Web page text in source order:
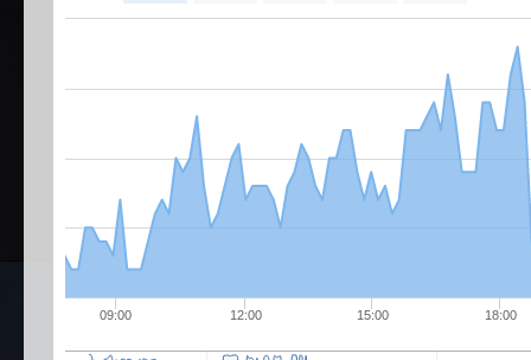
09:00 12:00 15:00 18:00